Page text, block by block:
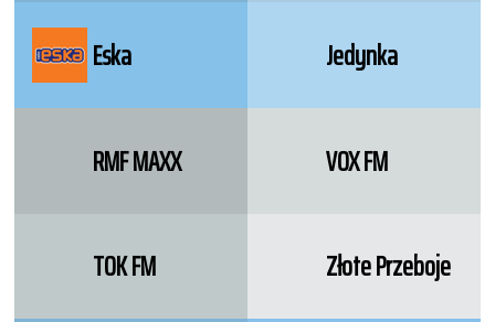
Eska Jedynka
RMF MAXX VOX FM
TOK FM Złote Przeboje